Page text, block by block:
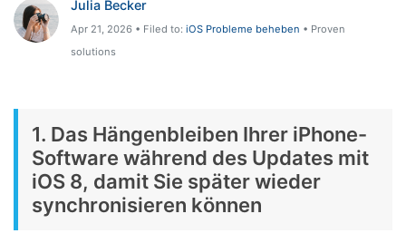
Support
Hilfe und Unterstützung erhalten
DOWNLOAD Anmelden
Julia Becker
Apr 21, 2026 • Filed to: iOS Probleme beheben • Proven
solutions
1. Das Hängenbleiben Ihrer iPhone-
Software während des Updates mit
iOS 8, damit Sie später wieder
synchronisieren können